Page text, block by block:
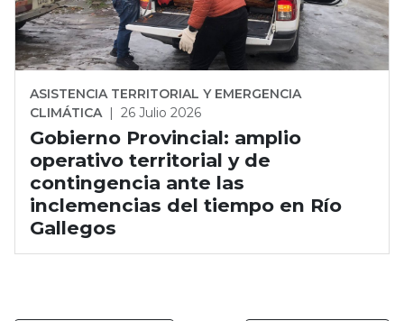
ASISTENCIA TERRITORIAL Y EMERGENCIA
CLIMÁTICA | 26 Julio 2026
Gobierno Provincial: amplio
operativo territorial y de
contingencia ante las
inclemencias del tiempo en Río
Gallegos